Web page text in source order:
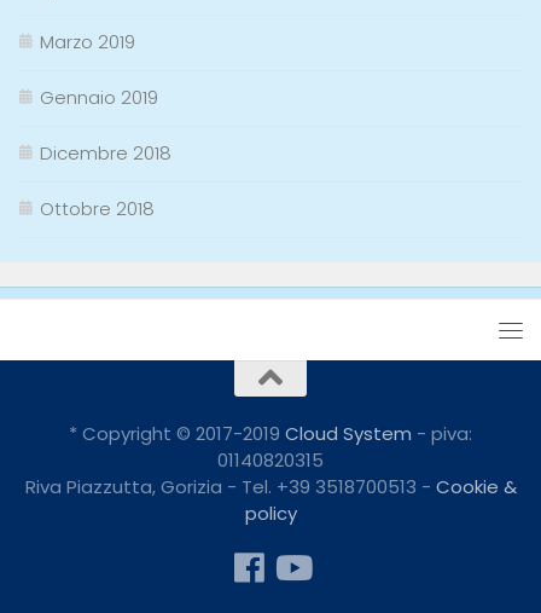
Marzo 2019
Gennaio 2019
Dicembre 2018
Ottobre 2018
* Copyright © 2017-2019 Cloud System - piva:
01140820315
Riva Piazzutta, Gorizia - Tel. +39 3518700513 - Cookie &
policy